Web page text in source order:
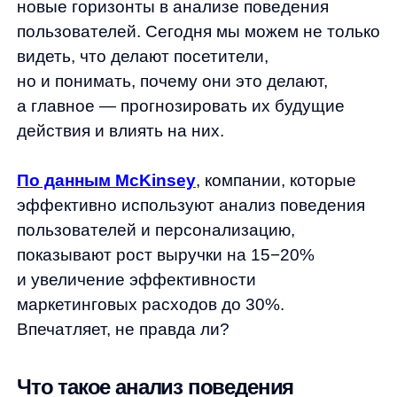
Впечатляет, не правда ли?
Что такое анализ поведения
пользователей: понятие, цели,
задачи
Анализ поведения пользователей — это
данных о действиях посетителей вашего
интернет-магазина: кликах, скроллах,
заполнении форм, навигации по сайту,
времени просмотра страниц и т. д. По сути,
это детальное изучение цифрового следа,
который оставляет каждый пользователь
в процессе взаимодействия с вашим
ресурсом.
анализа поведения пользователей